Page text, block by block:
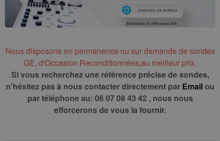
Nous disposons en permanence ou sur demande de sondes
GE, d'Occasion Reconditionnées,au meilleur prix.
Si vous recherchez une référence précise de sondes,
n'hésitez pas à nous contacter directement par Emailou
par téléphone au: 06 07 08 43 42 , nous nous
efforcerons de vous la fournir.